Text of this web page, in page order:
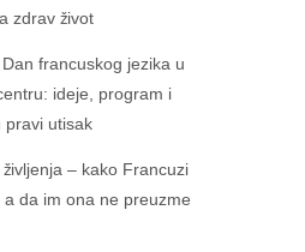
zdrav život
francuskog jezika u
ideje, program i
pravi utisak
– kako Francuzi
da im ona ne preuzme